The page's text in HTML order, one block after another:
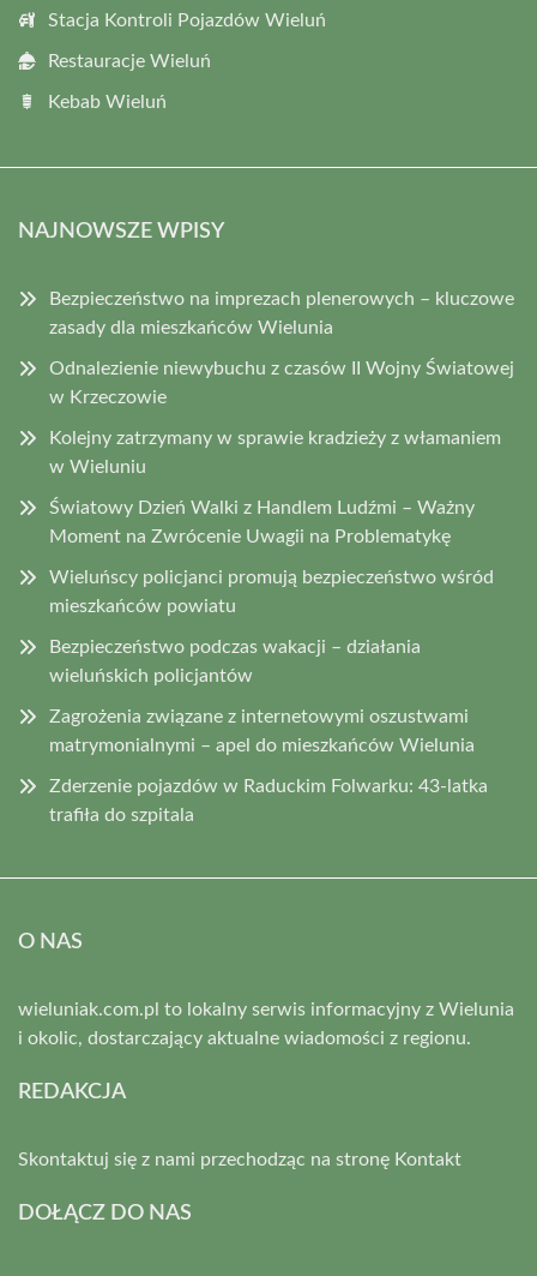
Stacja Kontroli Pojazdów Wieluń
Restauracje Wieluń
Kebab Wieluń
NAJNOWSZE WPISY
Bezpieczeństwo na imprezach plenerowych – kluczowe
zasady dla mieszkańców Wielunia
Odnalezienie niewybuchu z czasów II Wojny Światowej
w Krzeczowie
Kolejny zatrzymany w sprawie kradzieży z włamaniem
w Wieluniu
Światowy Dzień Walki z Handlem Ludźmi – Ważny
Moment na Zwrócenie Uwagii na Problematykę
Wieluńscy policjanci promują bezpieczeństwo wśród
mieszkańców powiatu
Bezpieczeństwo podczas wakacji – działania
wieluńskich policjantów
Zagrożenia związane z internetowymi oszustwami
matrymonialnymi – apel do mieszkańców Wielunia
Zderzenie pojazdów w Raduckim Folwarku: 43-latka
trafiła do szpitala
O NAS
wieluniak.com.pl to lokalny serwis informacyjny z Wielunia
i okolic, dostarczający aktualne wiadomości z regionu.
REDAKCJA
Skontaktuj się z nami przechodząc na stronę Kontakt
DOŁĄCZ DO NAS